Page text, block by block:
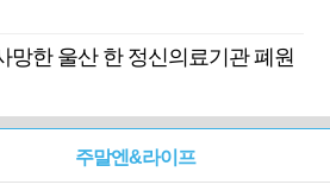
망한 울산 한 정신의료기관 폐원
주말엔&라이프